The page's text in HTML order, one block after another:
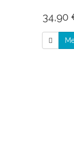
34,90